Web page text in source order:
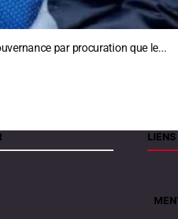
par procuration que le...